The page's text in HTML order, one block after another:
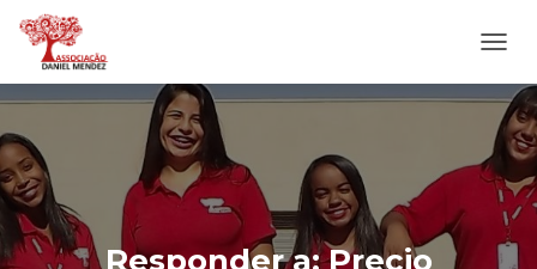
L
T
E
R
N
A
N
A
Responder a: Precio